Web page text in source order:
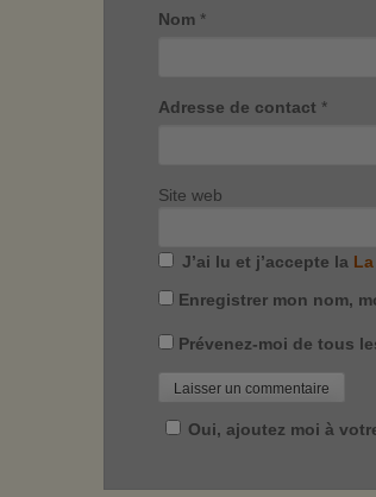
Nom *
Adresse de contact *
Site web
J’ai lu et j’accepte la
Enregistrer mon nom,
Prévenez-moi de tous
Oui, ajoutez moi à